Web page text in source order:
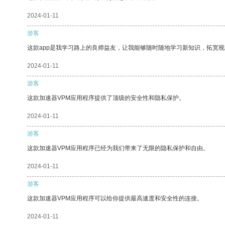
2024-01-11
游客
这款app是我学习路上的良师益友，让我能够随时随地学习新知识，拓宽
2024-01-11
游客
这款加速器VPM应用程序提供了顶级的安全性和隐私保护。
2024-01-11
游客
这款加速器VPM应用程序已经为我们带来了无限的隐私保护和自由。
2024-01-11
游客
这款加速器VPM应用程序可以给你提供最高速度和安全性的连接。
2024-01-11